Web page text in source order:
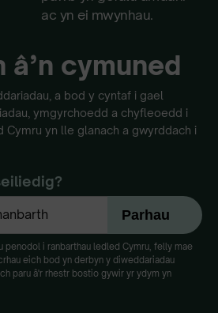
ac yn ei mwynhau.
â’n cymuned
a bod y cyntaf i gael
ymgyrchoedd a chyfleoedd i
Cymru yn lle glanach a gwyrddach i
penodol i ranbarthau ledled Cymru, felly mae
eich bod yn derbyn y diweddariadau
paru â'r rhestr bostio gywir yr ydym yn